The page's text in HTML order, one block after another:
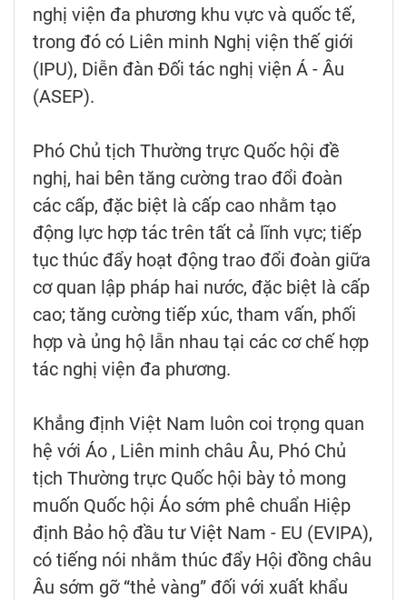
nghị viện đa phương khu vực và quốc tế,
trong đó có Liên minh Nghị viện thế giới
(IPU), Diễn đàn Đối tác nghị viện Á - Âu
(ASEP).
Phó Chủ tịch Thường trực Quốc hội đề
nghị, hai bên tăng cường trao đổi đoàn
các cấp, đặc biệt là cấp cao nhằm tạo
động lực hợp tác trên tất cả lĩnh vực; tiếp
tục thúc đẩy hoạt động trao đổi đoàn giữa
cơ quan lập pháp hai nước, đặc biệt là cấp
cao; tăng cường tiếp xúc, tham vấn, phối
hợp và ủng hộ lẫn nhau tại các cơ chế hợp
tác nghị viện đa phương.
Khẳng định Việt Nam luôn coi trọng quan
hệ với Áo , Liên minh châu Âu, Phó Chủ
tịch Thường trực Quốc hội bày tỏ mong
muốn Quốc hội Áo sớm phê chuẩn Hiệp
định Bảo hộ đầu tư Việt Nam - EU (EVIPA),
có tiếng nói nhằm thúc đẩy Hội đồng châu
Âu sớm gỡ “thẻ vàng” đối với xuất khẩu